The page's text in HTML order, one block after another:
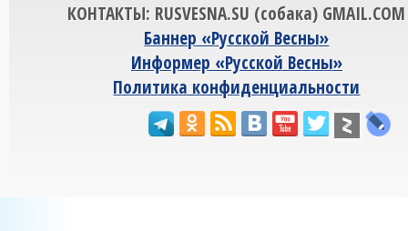
КОНТАКТЫ: RUSVESNA.SU (собака) GMAIL.COM
Баннер «Русской Весны»
Информер «Русской Весны»
Политика конфиденциальности